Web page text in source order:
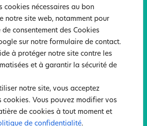
cookies nécessaires au bon
notre site web, notamment pour
consentement des Cookies
sur notre formulaire de contact.
à protéger notre site contre les
et à garantir la sécurité de
notre site, vous acceptez
cookies. Vous pouvez modifier vos
de cookies à tout moment et
de confidentialité.
FAITES UN DON !
Sites partenaires
Atelier Samedi